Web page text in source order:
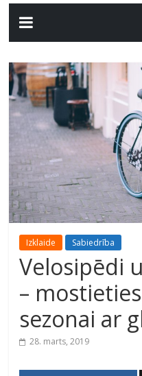
Izklaide Sabiedrība
Velosipēdi
–
sezonai ar
28. marts, 2019